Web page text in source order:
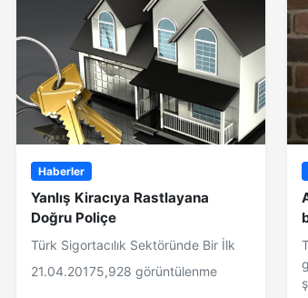
Haberler
Yanlış Kiracıya Rastlayana
Doğru Poliçe
Türk Sigortacılık Sektöründe Bir İlk
21.04.20175,928 görüntülenme